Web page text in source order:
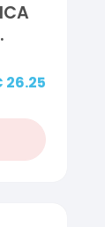
50
26.25